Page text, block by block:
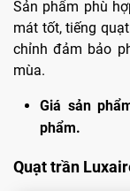
Sản phẩm phù
mát tốt, tiếng
chỉnh đảm bảo
mùa.
Giá sản
phẩm.
Quạt trần